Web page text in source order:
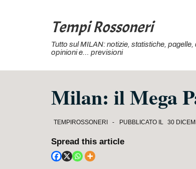
Tempi Rossoneri
Tutto sul MILAN: notizie, statistiche,
opinioni e… previsioni
Milan: il Mega
TEMPIROSSONERI PUBBLICATO IL 30
Spread this article